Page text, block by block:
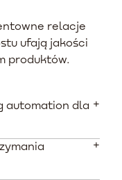
relacje
ufają jakości
produktów.
automation dla
reagowanie